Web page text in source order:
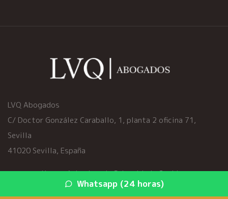
Whatsapp (24 horas)
LVQ Abogados
C/ Doctor González Caraballo, 1, planta 2 oficina 71,
Sevilla
41020 Sevilla, España
Home·Aviso Legal·Privacidad·Cookies
© 2026 viciosocultoscoche.es ·Mapa del sitio